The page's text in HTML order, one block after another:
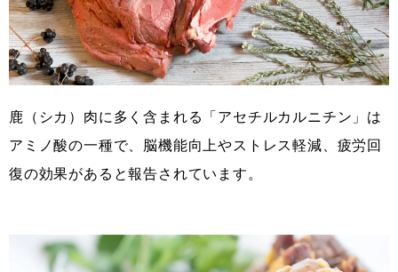
鹿（シカ）肉に多く含まれる「アセチルカルニチン」は
アミノ酸の一種で、脳機能向上やストレス軽減、疲労回
復の効果があると報告されています。